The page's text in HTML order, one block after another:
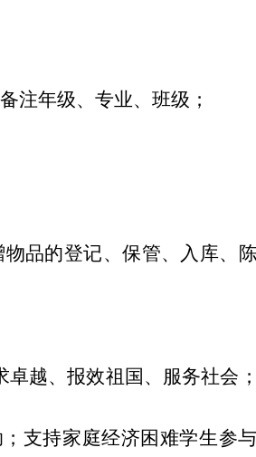
注年级、专业、班级；
品的登记、保管、入库、
卓越、报效祖国、服务社会
支持家庭经济困难学生参